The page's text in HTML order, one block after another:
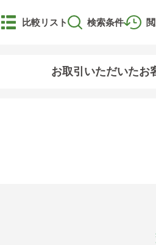
比較リスト 検索条件
お取引いただいたお